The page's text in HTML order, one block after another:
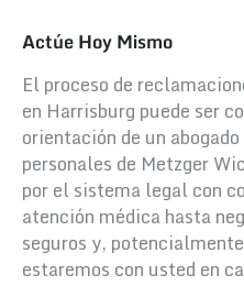
Actúe Hoy Mismo
El proceso de
en Harrisburg puede ser
orientación de un
personales de Metzger
por el sistema legal con
atención médica hasta
seguros y,
estaremos con usted en